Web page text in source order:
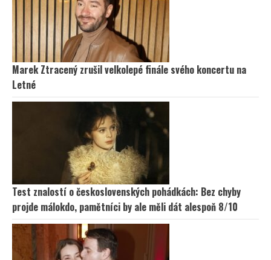
Marek Ztracený zrušil velkolepé finále svého koncertu na
Letné
Test znalostí o československých pohádkách: Bez chyby
projde málokdo, pamětníci by ale měli dát alespoň 8/10